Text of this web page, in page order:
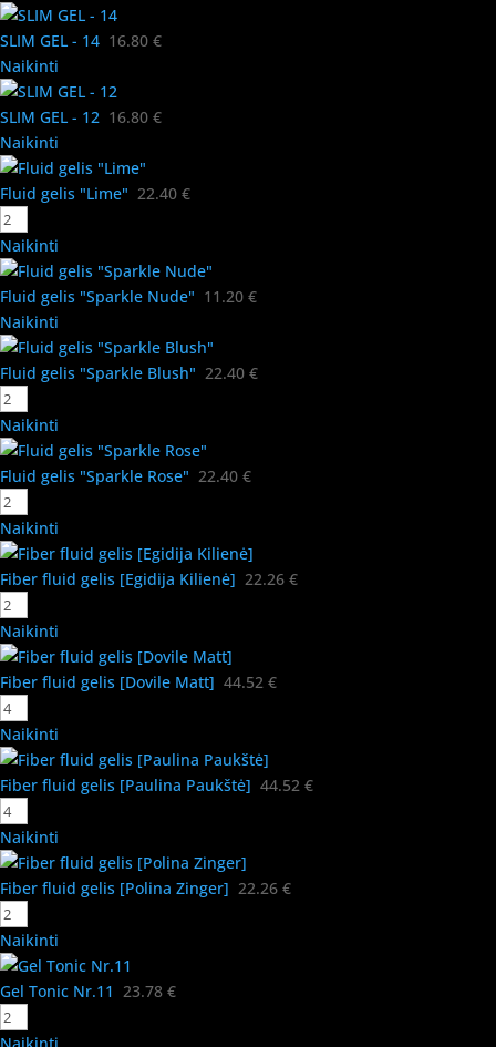
SLIM GEL - 14 16.80 €
Naikinti
SLIM GEL - 12 16.80 €
Naikinti
Fluid gelis "Lime" 22.40 €
Naikinti
Fluid gelis "Sparkle Nude" 11.20 €
Naikinti
Fluid gelis "Sparkle Blush" 22.40 €
Naikinti
Fluid gelis "Sparkle Rose" 22.40 €
Naikinti
Fiber fluid gelis [Egidija Kilienė] 22.26 €
Naikinti
Fiber fluid gelis [Dovile Matt] 44.52 €
Naikinti
Fiber fluid gelis [Paulina Paukštė] 44.52 €
Naikinti
Fiber fluid gelis [Polina Zinger] 22.26 €
Naikinti
Gel Tonic Nr.11 23.78 €
Naikinti